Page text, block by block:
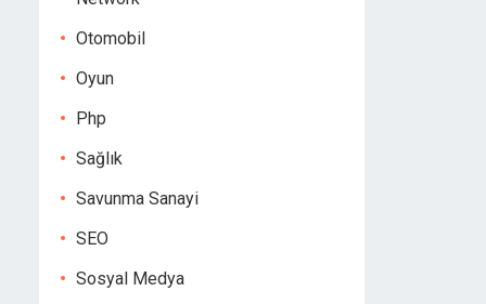
Otomobil
Oyun
Php
Sağlık
Savunma Sanayi
SEO
Sosyal Medya